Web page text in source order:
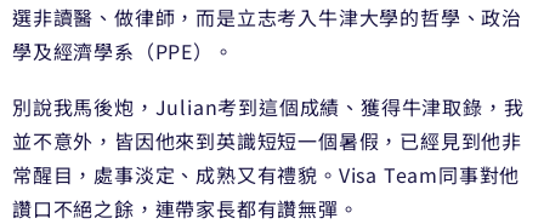
選非讀醫、做律師，而是立志考入牛津大學的哲學、政治
學及經濟學系（PPE）。
別說我馬後炮，Julian考到這個成績、獲得牛津取錄，我
並不意外，皆因他來到英識短短一個暑假，已經見到他非
常醒目，處事淡定、成熟又有禮貌。Visa Team同事對他
讚口不絕之餘，連帶家長都有讚無彈。